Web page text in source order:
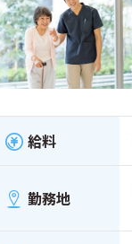
給料
勤務地